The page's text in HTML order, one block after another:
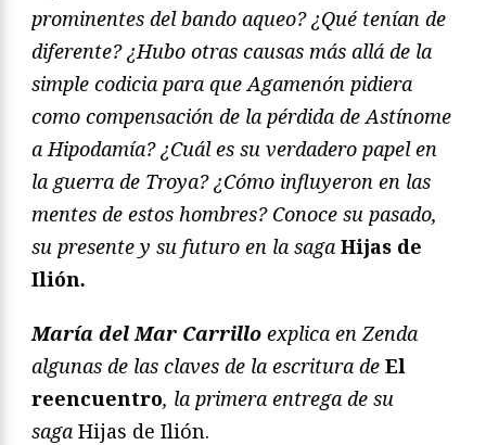
prominentes del bando aqueo? ¿Qué tenían de
diferente? ¿Hubo otras causas más allá de la
simple codicia para que Agamenón pidiera
como compensación de la pérdida de Astínome
a Hipodamía? ¿Cuál es su verdadero papel en
la guerra de Troya? ¿Cómo influyeron en las
mentes de estos hombres? Conoce su pasado,
su presente y su futuro en la saga Hijas de
Ilión.
María del Mar Carrillo explica en Zenda
algunas de las claves de la escritura de El
reencuentro, la primera entrega de su
saga Hijas de Ilión.